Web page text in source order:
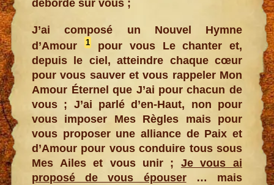
déborde sur vous ;
J’ai composé un Nouvel Hymne
d’Amour
1pour vous Le chanter et,
depuis le ciel, atteindre chaque cœur
pour vous sauver et vous rappeler Mon
Amour Éternel que J’ai pour chacun de
vous ; J’ai parlé d’en-Haut, non pour
vous imposer Mes Règles mais pour
vous proposer une alliance de Paix et
d’Amour pour vous conduire tous sous
Mes Ailes et vous unir ; Je vous ai
proposé de vous épouser… mais